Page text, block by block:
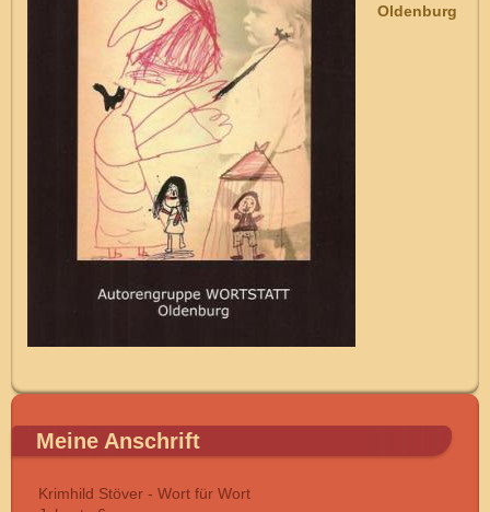
Oldenburg
Meine Anschrift
Krimhild Stöver - Wort für Wort